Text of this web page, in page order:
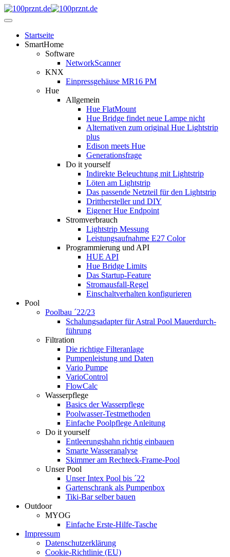
Startseite
SmartHome
Software
NetworkScanner
KNX
Einpressgehäuse MR16 PM
Hue
Allgemein
Hue FlatMount
Hue Bridge findet neue Lampe nicht
Alternativen zum original Hue Lightstrip
plus
Edison meets Hue
Generationsfrage
Do it yourself
Indirekte Beleuchtung mit Lightstrip
Löten am Lightstrip
Das passende Netzteil für den Lightstrip
Dritthersteller und DIY
Eigener Hue Endpoint
Stromverbrauch
Lightstrip Messung
Leistungsaufnahme E27 Color
Programmierung und API
HUE API
Hue Bridge Limits
Das Startup-Feature
Stromausfall-Regel
Einschaltverhalten konfigurieren
Pool
Poolbau ´22/23
Schalungs­adapter für Astral Pool Mauer­durch­
führung
Filtration
Die richtige Filter­anlage
Pumpenleistung und Daten
Vario Pumpe
Vario­Control
FlowCalc
Wasserpflege
Basics der Wasserpflege
Poolwasser-Testmethoden
Einfache Poolpflege Anleitung
Do it yourself
Ent­leerungs­hahn richtig einbauen
Smarte Wasseranalyse
Skimmer am Rechteck-Frame-Pool
Unser Pool
Unser Intex Pool bis ´22
Gartenschrank als Pumpenbox
Tiki-Bar selber bauen
Outdoor
MYOG
Einfache Erste-Hilfe-Tasche
Impressum
Datenschutzerklärung
Cookie-Richtlinie (EU)